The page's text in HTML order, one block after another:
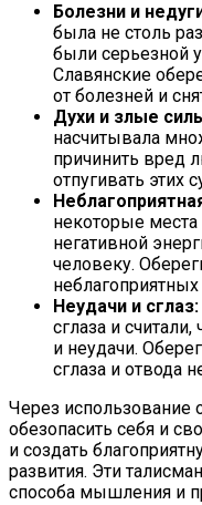
Болезни и
была не столь
были серьезной
Славянские
от болезней и
Духи и злые
насчитывала
причинить вред
отпугивать этих
некоторые
негативной
человеку.
Неудачи и сглаз:
сглаза и
и неудачи.
сглаза и отвода
Через использование
обезопасить себя и
и создать
развития. Эти
способа мышления и